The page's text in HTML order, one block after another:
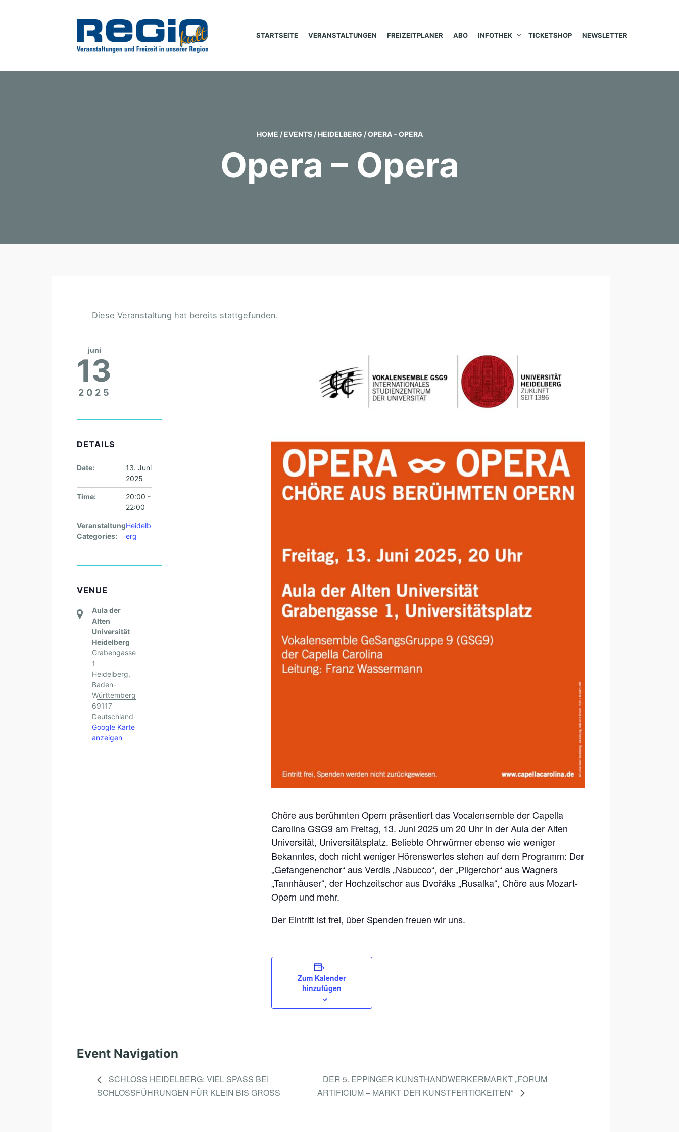
STARTSEITE VERANSTALTUNGEN FREIZEITPLANER ABO INFOTHEK TICKETSHOP NEWSLETTER
HOME / EVENTS / HEIDELBERG / OPERA – OPERA
Opera – Opera
Diese Veranstaltung hat bereits stattgefunden.
O
Chöre aus berühmten Opern präsentiert das Vocalensemble der Capella
Carolina GSG9 am Freitag, 13. Juni 2025 um 20 Uhr in der Aula der Alten
Universität, Universitätsplatz. Beliebte Ohrwürmer ebenso wie weniger
Bekanntes, doch nicht weniger Hörenswertes stehen auf dem Programm: Der
„Gefangenenchor“ aus Verdis „Nabucco“, der „Pilgerchor“ aus Wagners
„Tannhäuser“, der Hochzeitschor aus Dvořáks „Rusalka“, Chöre aus Mozart-
Opern und mehr.
Der Eintritt ist frei, über Spenden freuen wir uns.
Zum Kalender
hinzufügen
juni
13
2025
DETAILS
Date:
13. Juni
2025
Time:
20:00 -
22:00
Veranstaltung
Categories:
Heidelb
erg
VENUE
Aula der
Alten
Universität
Heidelberg
Grabengasse
1
Heidelberg,
Baden-
Württemberg
69117
Deutschland
Google Karte
anzeigen
Event Navigation
SCHLOSS HEIDELBERG: VIEL SPASS BEI S
CHLOSSFÜHRUNGEN FÜR KLEIN BIS GROSS
DER 5. EPPINGER KUNSTHANDWERKERMARKT „FORUM
ARTIFICIUM – MARKT DER KUNSTFERTIGKEITEN“